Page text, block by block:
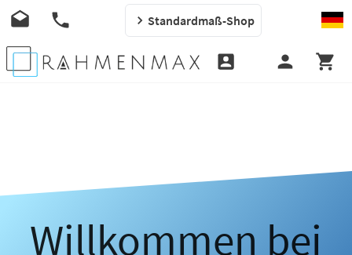
Standardmaß-Shop
Willkommen bei